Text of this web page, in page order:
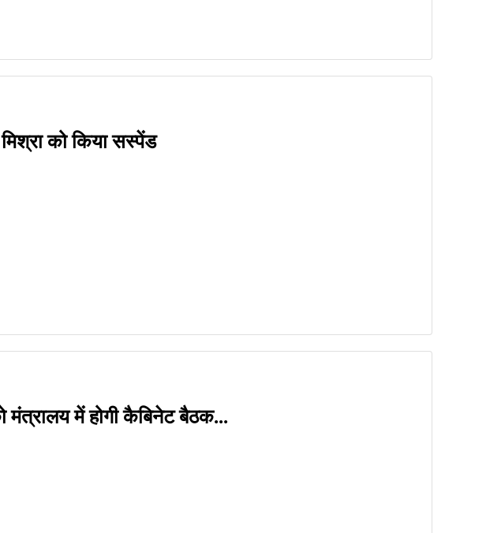
को किया सस्पेंड
मंत्रालय में होगी कैबिनेट बैठक...